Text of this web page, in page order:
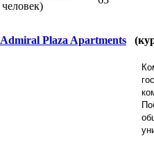
человек)
Admiral Plaza Apartments